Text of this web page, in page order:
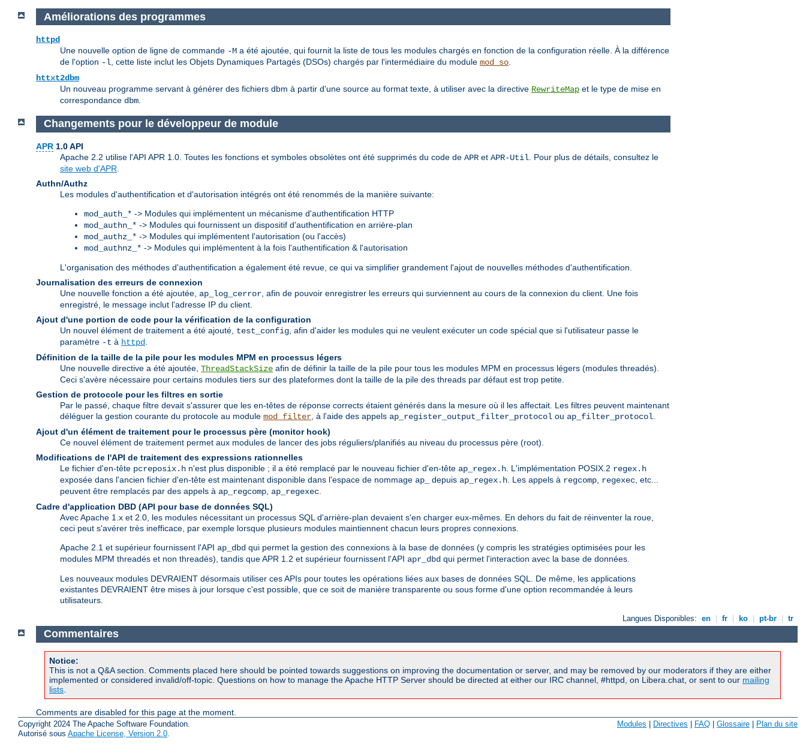
Améliorations des programmes
httpd
Une nouvelle option de ligne de commande -M a été ajoutée, qui fournit la liste de tous les modules chargés en fonction de la configuration réelle. À la différence
de l'option -l, cette liste inclut les Objets Dynamiques Partagés (DSOs) chargés par l'intermédiaire du module mod_so.
httxt2dbm
Un nouveau programme servant à générer des fichiers dbm à partir d'une source au format texte, à utiliser avec la directive RewriteMap et le type de mise en
correspondance dbm.
Changements pour le développeur de module
APR 1.0 API
Apache 2.2 utilise l'API APR 1.0. Toutes les fonctions et symboles obsolètes ont été supprimés du code de APR et APR-Util . Pour plus de détails, consultez le
site web d'APR
Authn/Authz
Les modules d'authentification et d'autorisation intégrés ont été renommés de la manière suivante:
mod_auth_* -> Modules qui implémentent un mécanisme d'authentification HTTP
mod_authn_* -> Modules qui fournissent un dispositif d'authentification en arrière-plan
mod_authz_* -> Modules qui implémentent l'autorisation (ou l'accès)
mod_authnz_* -> Modules qui implémentent à la fois l'authentification & l'autorisation
L'organisation des méthodes d'authentification a également été revue, ce qui va simplifier grandement l'ajout de nouvelles méthodes d'authentification.
Journalisation des erreurs de connexion
Une nouvelle fonction a été ajoutée, ap_log_cerror , afin de pouvoir enregistrer les erreurs qui surviennent au cours de la connexion du client. Une fois
enregistré, le message inclut l'adresse IP du client.
Ajout d'une portion de code pour la vérification de la configuration
Un nouvel élément de traitement a été ajouté, test_config , afin d'aider les modules qui ne veulent exécuter un code spécial que si l'utilisateur passe le
paramètre -t à httpd
Définition de la taille de la pile pour les modules MPM en processus légers
Une nouvelle directive a été ajoutée, ThreadStackSize afin de définir la taille de la pile pour tous les modules MPM en processus légers (modules threadés).
Ceci s'avère nécessaire pour certains modules tiers sur des plateformes dont la taille de la pile des threads par défaut est trop petite.
Gestion de protocole pour les filtres en sortie
Par le passé, chaque filtre devait s'assurer que les en-têtes de réponse corrects étaient générés dans la mesure où il les affectait. Les filtres peuvent maintenant
déléguer la gestion courante du protocole au module mod_filter , à l'aide des appels ap_register_output_filter_protocol ou ap_filter_protocol
Ajout d'un élément de traitement pour le processus père (monitor hook)
Ce nouvel élément de traitement permet aux modules de lancer des jobs réguliers/planifiés au niveau du processus père (root).
Modifications de l'API de traitement des expressions rationnelles
Le fichier d'en-tête pcreposix.h n'est plus disponible ; il a été remplacé par le nouveau fichier d'en-tête ap_regex.h . L'implémentation POSIX.2 regex.h
exposée dans l'ancien fichier d'en-tête est maintenant disponible dans l'espace de nommage ap_ depuis ap_regex.h . Les appels à regcomp regexec , etc...
peuvent être remplacés par des appels à ap_regcomp ap_regexec
Cadre d'application DBD (API pour base de données SQL)
Avec Apache 1.x et 2.0, les modules nécessitant un processus SQL d'arrière-plan devaient s'en charger eux-mêmes. En dehors du fait de réinventer la roue,
ceci peut s'avérer très inefficace, par exemple lorsque plusieurs modules maintiennent chacun leurs propres connexions.
Apache 2.1 et supérieur fournissent l'API ap_dbd qui permet la gestion des connexions à la base de données (y compris les stratégies optimisées pour les
modules MPM threadés et non threadés), tandis que APR 1.2 et supérieur fournissent l'API apr_dbd qui permet l'interaction avec la base de données.
Les nouveaux modules DEVRAIENT désormais utiliser ces APIs pour toutes les opérations liées aux bases de données SQL. De même, les applications
existantes DEVRAIENT être mises à jour lorsque c'est possible, que ce soit de manière transparente ou sous forme d'une option recommandée à leurs
utilisateurs.
Langues Disponibles: en fr ko pt-br tr
Commentaires
Notice:
This is not a Q&A section. Comments placed here should be pointed towards suggestions on improving the documentation or server, and may be removed by our moderators if they are either
implemented or considered invalid/off-topic. Questions on how to manage the Apache HTTP Server should be directed at either our IRC channel, #httpd, on Libera.chat, or sent to our mailing
lists
Comments are disabled for this page at the moment.
Copyright 2024 The Apache Software Foundation.
Autorisé sous Apache License, Version 2.0
Modules | Directives | FAQ | Glossaire | Plan du site